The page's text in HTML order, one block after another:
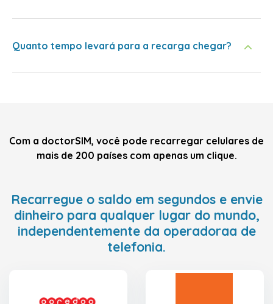
Quanto tempo levará para a recarga chegar?
Com a doctorSIM, você pode recarregar celulares de
mais de 200 países com apenas um clique.
Recarregue o saldo em segundos e envie
dinheiro para qualquer lugar do mundo,
independentemente da operadoraa de
telefonia.